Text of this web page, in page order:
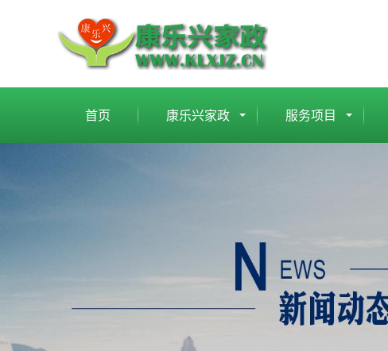
首页 康乐兴家政 服务项目